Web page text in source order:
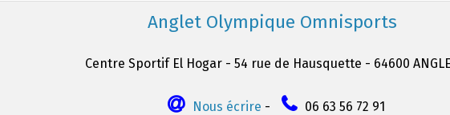
Anglet Olympique Omnisports
Centre Sportif El Hogar - 54 rue de Hausquette - 64600
Nous écrire - 06 63 56 72 91